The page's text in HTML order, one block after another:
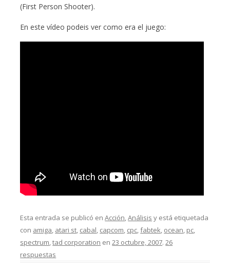
(First Person Shooter).
En este vídeo podeis ver como era el juego:
Esta entrada se publicó enAcción,Análisis y está etiquetada
con amiga, atari st, cabal, capcom, cpc,fabtek, ocean, pc,
spectrum,tad corporation en23 octubre, 2007.26
respuestas